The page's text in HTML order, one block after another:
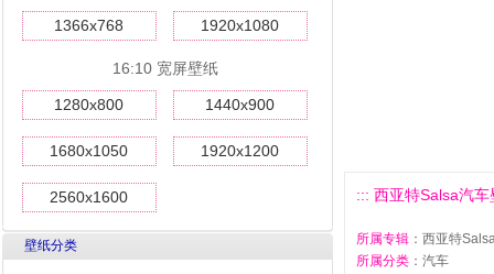
1366x768 1920x1080
16:10 宽屏壁纸
1280x800 1440x900
1680x1050 1920x1200
2560x1600
壁纸分类
::: 西亚特Salsa汽
所属专辑 ：西亚特
所属分类 ：汽车